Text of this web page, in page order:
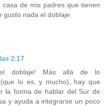
de mis padres que tienen
nada el doblaje.
2:17
doblaje! Más allá de lo
lo es, y mucho), hay que
la forma de hablar del Sur de
y ayuda a integrarse un poco